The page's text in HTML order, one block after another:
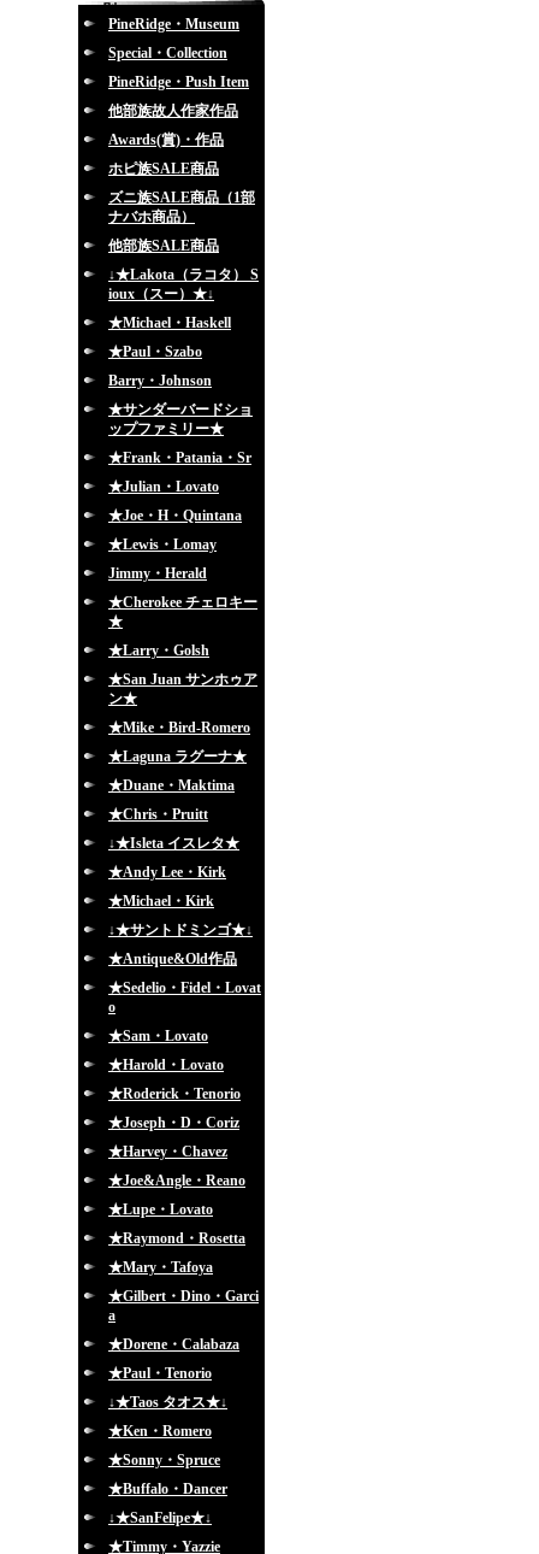
別
PineRidge・Museum
Special・Collection
PineRidge・Push Item
他部族故人作家作品
Awards(賞)・作品
ホピ族SALE商品
ズニ族SALE商品（1部
ナバホ商品）
他部族SALE商品
↓★Lakota（ラコタ） S
ioux（スー）★↓
★Michael・Haskell
★Paul・Szabo
Barry・Johnson
★サンダーバードショ
ップファミリー★
★Frank・Patania・Sr
★Julian・Lovato
★Joe・H・Quintana
★Lewis・Lomay
Jimmy・Herald
★Cherokee チェロキー
★
★Larry・Golsh
★San Juan サンホゥア
ン★
★Mike・Bird-Romero
★Laguna ラグーナ★
★Duane・Maktima
★Chris・Pruitt
↓★Isleta イスレタ★
★Andy Lee・Kirk
★Michael・Kirk
↓★サントドミンゴ★↓
★Antique&Old作品
★Sedelio・Fidel・Lovat
o
★Sam・Lovato
★Harold・Lovato
★Roderick・Tenorio
★Joseph・D・Coriz
★Harvey・Chavez
★Joe&Angle・Reano
★Lupe・Lovato
★Raymond・Rosetta
★Mary・Tafoya
★Gilbert・Dino・Garci
a
★Dorene・Calabaza
★Paul・Tenorio
↓★Taos タオス★↓
★Ken・Romero
★Sonny・Spruce
★Buffalo・Dancer
↓★SanFelipe★↓
★Timmy・Yazzie